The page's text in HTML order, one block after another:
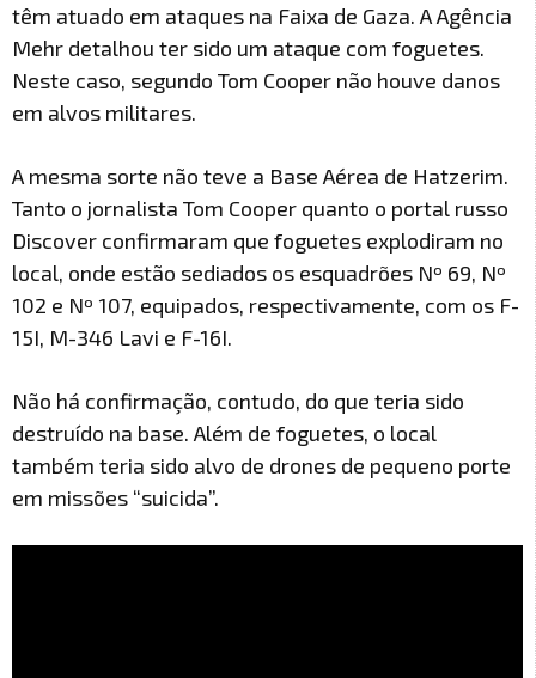
têm atuado em ataques na Faixa de Gaza. A Agência
Mehr detalhou ter sido um ataque com foguetes.
Neste caso, segundo Tom Cooper não houve danos
em alvos militares.
A mesma sorte não teve a Base Aérea de Hatzerim.
Tanto o jornalista Tom Cooper quanto o portal russo
Discover confirmaram que foguetes explodiram no
local, onde estão sediados os esquadrões Nº 69, Nº
102 e Nº 107, equipados, respectivamente, com os F-
15I, M-346 Lavi e F-16I.
Não há confirmação, contudo, do que teria sido
destruído na base. Além de foguetes, o local
também teria sido alvo de drones de pequeno porte
em missões “suicida”.